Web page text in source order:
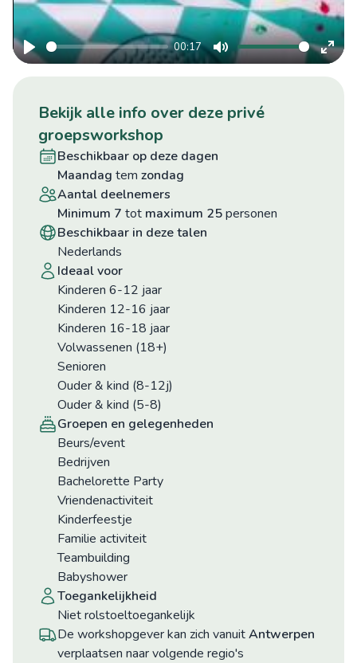
Play
00:17
Mute
Enter
15
bekijk alle info over deze privé
groepsworkshop
beschikbaar op deze dagen
maandag tem zondag
aantal deelnemers
minimum 7 tot maximum 25personen
beschikbaar in deze talen
Nederlands
ideaal voor
Kinderen 6-12 jaar
Kinderen 12-16 jaar
Kinderen 16-18 jaar
Volwassenen (18+)
Senioren
Ouder & kind (8-12j)
Ouder & kind (5-8)
groepen en gelegenheden
Beurs/event
Bedrijven
Bachelorette Party
Vriendenactiviteit
Kinderfeestje
Familie activiteit
Teambuilding
Babyshower
toegankelijkheid
niet rolstoeltoegankelijk
De workshopgever kan zich vanuitAntwerpen
verplaatsen naar volgende regio's